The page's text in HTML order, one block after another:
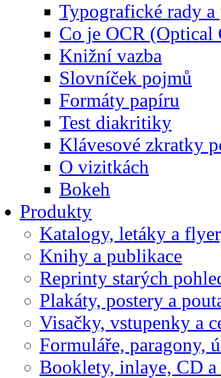
Typografické rady
Co je OCR
Knižní vazba
Slovníček pojmů
Formáty papíru
Test diakritiky
Klávesové zkratky
O vizitkách
Bokeh
Produkty
Katalogy, letáky a
Knihy a publikace
Reprinty starých
Plakáty, postery a
Visačky, vstupenky a
Formuláře, paragony,
Booklety, inlaye, CD